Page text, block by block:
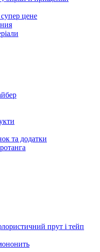
цене
та додатки
прут і тейп